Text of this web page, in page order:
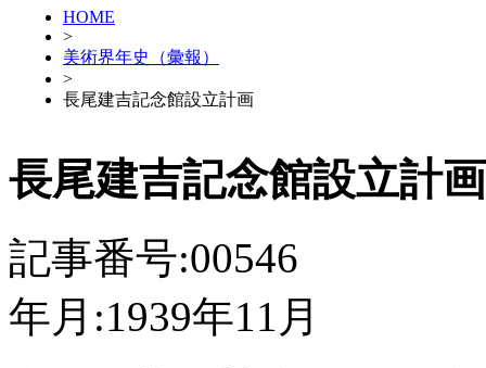
HOME
>
美術界年史（彙報）
>
長尾建吉記念館設立計画
長尾建吉記念館設立計画
記事番号:00546
年月:1939年11月